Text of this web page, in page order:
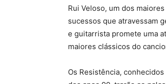
Rui Veloso, um dos
sucessos que atravessam
e guitarrista promete uma
maiores clássicos do
Os Resistência,